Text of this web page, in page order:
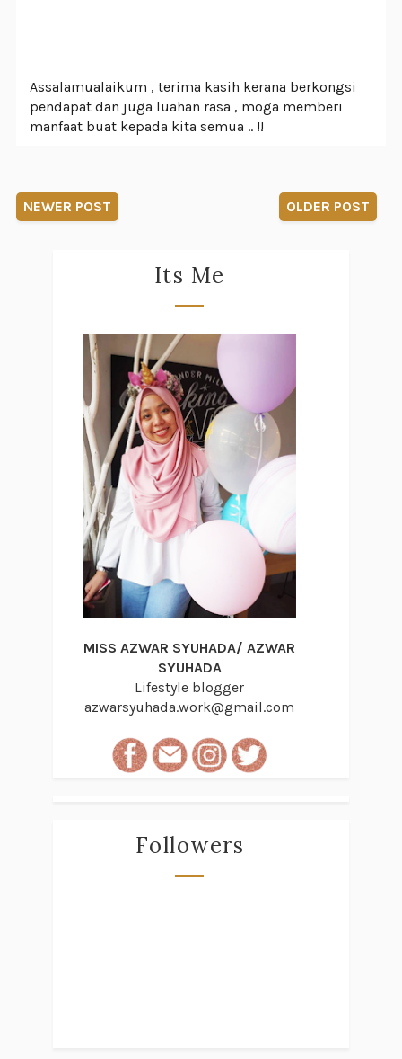
Assalamualaikum , terima kasih kerana berkongsi
pendapat dan juga luahan rasa , moga memberi
manfaat buat kepada kita semua .. !!
NEWER POST OLDER POST
Its Me
MISS AZWAR SYUHADA/ AZWAR
SYUHADA
Lifestyle blogger
azwarsyuhada.work@gmail.com
Followers